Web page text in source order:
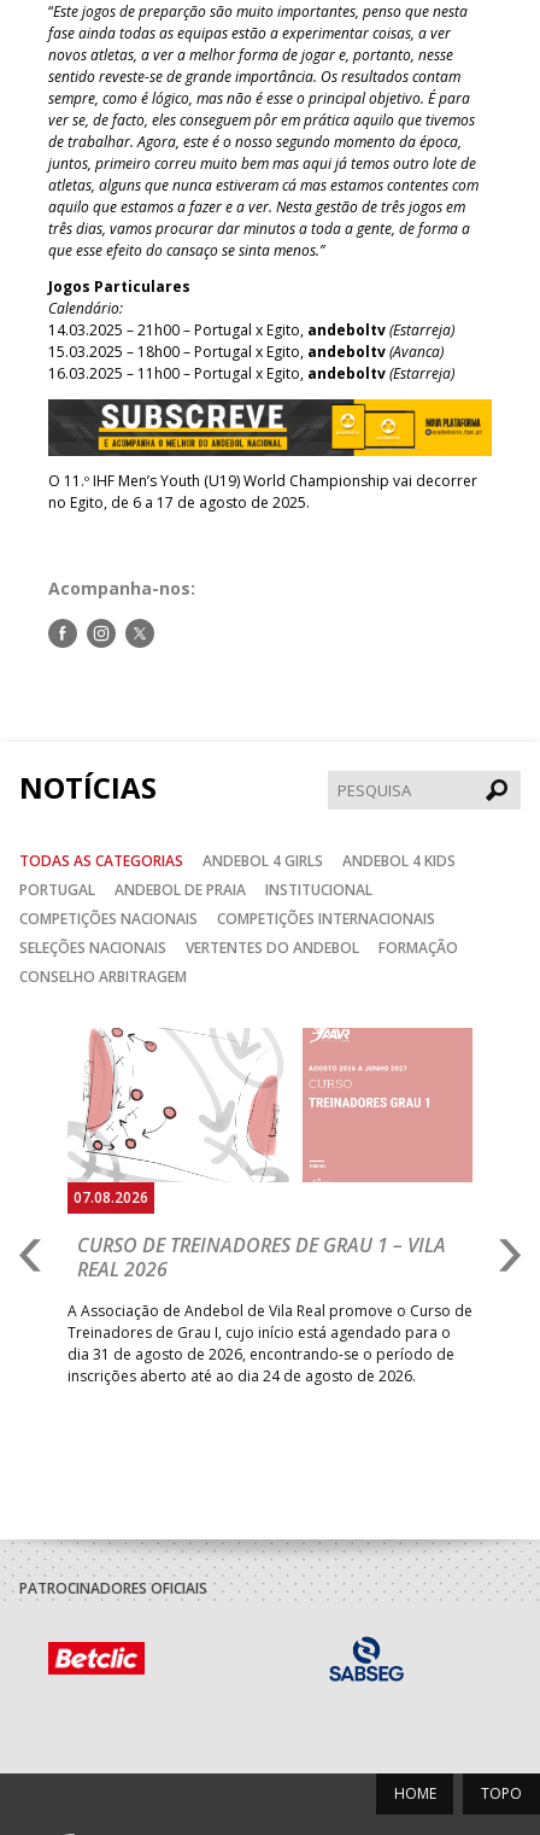
“Este jogos de preparção são muito importantes, penso que nesta
fase ainda todas as equipas estão a experimentar coisas, a ver
novos atletas, a ver a melhor forma de jogar e, portanto, nesse
sentido reveste-se de grande importância. Os resultados contam
sempre, como é lógico, mas não é esse o principal objetivo. É para
ver se, de facto, eles conseguem pôr em prática aquilo que tivemos
de trabalhar. Agora, este é o nosso segundo momento da época,
juntos, primeiro correu muito bem mas aqui já temos outro lote de
atletas, alguns que nunca estiveram cá mas estamos contentes com
aquilo que estamos a fazer e a ver. Nesta gestão de três jogos em
três dias, vamos procurar dar minutos a toda a gente, de forma a
que esse efeito do cansaço se sinta menos.”
Jogos Particulares
Calendário:
14.03.2025 – 21h00 – Portugal x Egito, andeboltv(Estarreja)
15.03.2025 – 18h00 – Portugal x Egito, andeboltv(Avanca)
16.03.2025 – 11h00 – Portugal x Egito, andeboltv(Estarreja)
O 11.º IHF Men’s Youth (U19) World Championship vai decorrer
no Egito, de 6 a 17 de agosto de 2025.
Acompanha-nos:
Siga-Siga-Siga-
NOTÍCIAS
TODAS AS CATEGORIAS ANDEBOL 4 GIRLS
ANDEBOL 4 KIDS
PORTUGAL
ANDEBOL DE PRAIA
INSTITUCIONAL
COMPETIÇÕES NACIONAIS
COMPETIÇÕES INTERNACIONAIS
SELEÇÕES NACIONAIS
VERTENTES DO ANDEBOL
FORMAÇÃO
CONSELHO ARBITRAGEM
07.08.2026
CURSO DE TREINADORES DE GRAU 1 – VILA
REAL 2026
A Associação de Andebol de Vila Real promove o Curso de
Treinadores de Grau I, cujo início está agendado para o
dia 31 de agosto de 2026, encontrando-se o período de
inscrições aberto até ao dia 24 de agosto de 2026.
Anterior
PATROCINADORES OFICIAIS
TOPO
HOME